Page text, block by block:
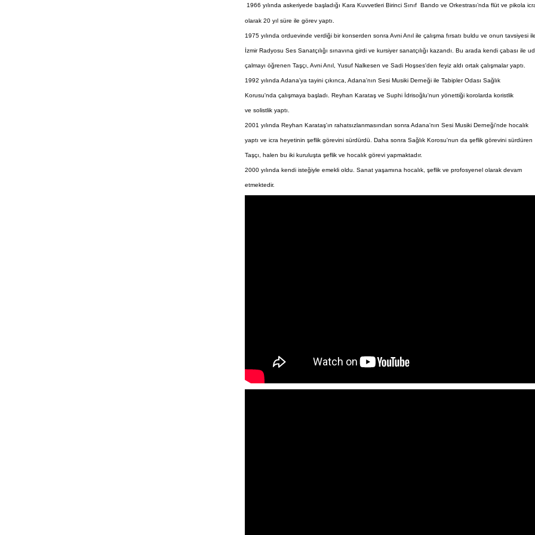
1966 yılında askeriyede başladığı Kara Kuvvetleri Birinci Sınıf Bando ve Orkestrası’nda flüt ve pikola
olarak 20 yıl süre ile görev yaptı.
1975 yılında orduevinde verdiği bir konserden sonra Avni Anıl ile çalışma fırsatı buldu ve onun tavsiyesi ile
İzmir Radyosu Ses Sanatçılığı sınavına girdi ve kursiyer sanatçılığı kazandı. Bu arada kendi çabası ile ud
çalmayı öğrenen Taşçı, Avni Anıl, Yusuf Nalkesen ve Sadi Hoşses'den feyiz aldı ortak çalışmalar yaptı.
1992 yılında Adana'ya tayini çıkınca, Adana'nın Sesi Musiki Derneği ile Tabipler Odası Sağlık
Korusu'nda çalışmaya başladı. Reyhan Karataş ve Suphi İdrisoğlu'nun yönettiği korolarda koristlik
ve solistlik yaptı.
2001 yılında Reyhan Karataş'ın rahatsızlanmasından sonra Adana'nın Sesi Musiki Derneği'nde hocalık
yaptı ve icra heyetinin şeflik görevini sürdürdü. Daha sonra Sağlık Korosu'nun da şeflik görevini sürdüren
Taşçı, halen bu iki kuruluşta şeflik ve hocalık görevi yapmaktadır.
2000 yılında kendi isteğiyle emekli oldu. Sanat yaşamına hocalık, şeflik ve profosyenel olarak devam
etmektedir.